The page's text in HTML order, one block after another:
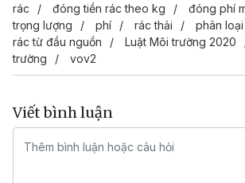
rác
đóng tiền rác theo kg
đóng phí
trọng lượng
phí rác thải phân
rác từ đầu nguồn
Luật Môi trường 2020
trường
vov2
Viết bình luận